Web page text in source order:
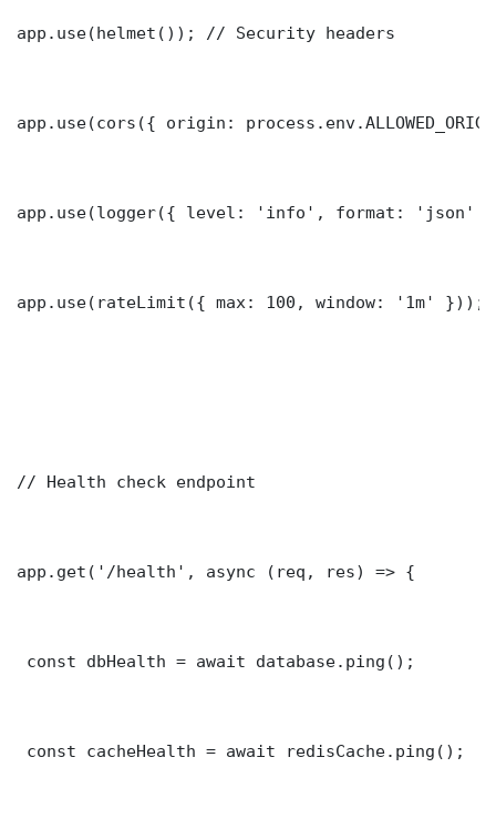
app.use(helmet()); // Security headers
app.use(cors({ origin:
app.use(logger({ level: 'info', format: 'json'
app.use(rateLimit({ max: 100, window: '1m' }));
// Health check endpoint
app.get('/health', async (req, res) => {
const dbHealth = await database.ping();
const cacheHealth = await redisCache.ping();